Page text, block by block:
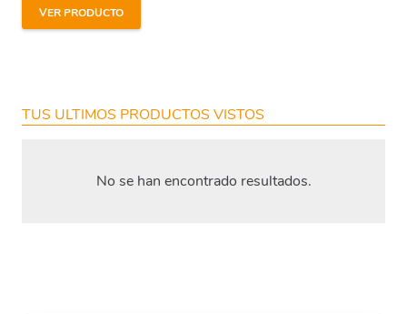
VER PRODUCTO
TUS ULTIMOS PRODUCTOS VISTOS
No se han encontrado resultados.